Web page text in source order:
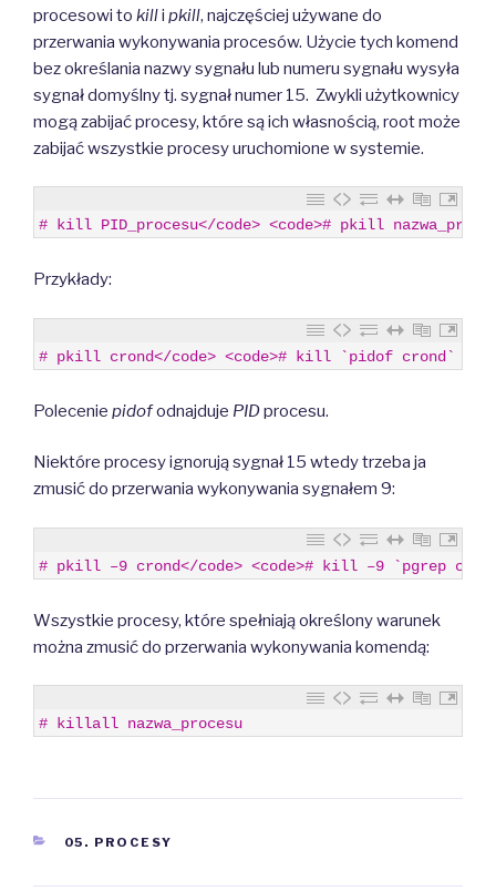
procesowi to killi pkill, najczęściej używane do
przerwania wykonywania procesów. Użycie tych komend
bez określania nazwy sygnału lub numeru sygnału wysyła
sygnał domyślny tj. sygnał numer 15. Zwykli użytkownicy
mogą zabijać procesy, które są ich własnością, root może
zabijać wszystkie procesy uruchomione w systemie.
# kill PID_procesu</code> <code># pkill
Przykłady:
# pkill crond</code> <code># kill `pidof crond`
Polecenie pidofodnajduje PIDprocesu.
Niektóre procesy ignorują sygnał 15 wtedy trzeba ja
zmusić do przerwania wykonywania sygnałem 9:
# pkill –9 crond</code> <code># kill –9 `pgrep
Wszystkie procesy, które spełniają określony warunek
można zmusić do przerwania wykonywania komendą:
# killall nazwa_procesu
CATEGORIES
05. PROCESY